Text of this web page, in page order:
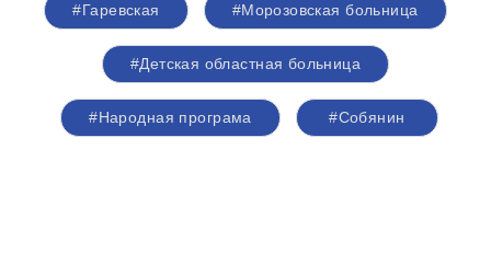
#Гаревская #Морозовская больница
#Детская областная больница
#Народная програма #Собянин